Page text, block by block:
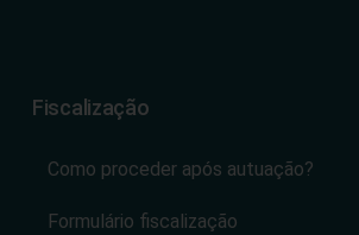
Fiscalização
Como proceder após autuação?
Formulário fiscalização